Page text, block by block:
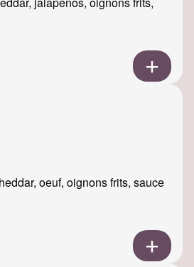
oeuf, oignons frits, sauce